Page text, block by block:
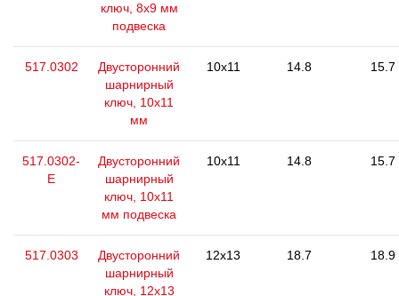
ключ, 8х9 мм
подвеска
517.0302
Двусторонний
шарнирный
ключ, 10х11
мм
10x11 14.8 15.7
517.0302-
E
Двусторонний
шарнирный
ключ, 10х11
мм подвеска
10x11 14.8 15.7
517.0303
Двусторонний
шарнирный
ключ, 12x13
12x13 18.7 18.9